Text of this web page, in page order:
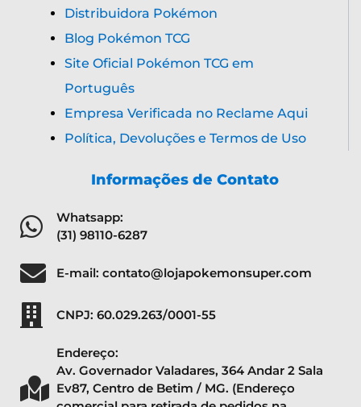
Distribuidora Pokémon
Blog Pokémon TCG
Site Oficial Pokémon TCG em
Português
Empresa Verificada no Reclame Aqui
Política, Devoluções e Termos de Uso
Informações de Contato
Whatsapp:
(31) 98110-6287
E-mail: contato@lojapokemonsuper.com
CNPJ: 60.029.263/0001-55
Endereço:
Av. Governador Valadares, 364 Andar 2 Sala
Ev87, Centro de Betim / MG. (Endereço